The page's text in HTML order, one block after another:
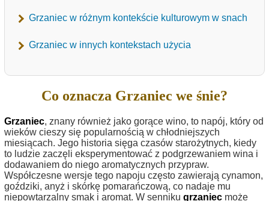
Grzaniec w różnym kontekście kulturowym w snach
Grzaniec w innych kontekstach użycia
Co oznacza Grzaniec we śnie?
Grzaniec, znany również jako gorące wino, to napój, który od
wieków cieszy się popularnością w chłodniejszych
miesiącach. Jego historia sięga czasów starożytnych, kiedy
to ludzie zaczęli eksperymentować z podgrzewaniem wina i
dodawaniem do niego aromatycznych przypraw.
Współczesne wersje tego napoju często zawierają cynamon,
goździki, anyż i skórkę pomarańczową, co nadaje mu
niepowtarzalny smak i aromat. W senniku grzaniec może